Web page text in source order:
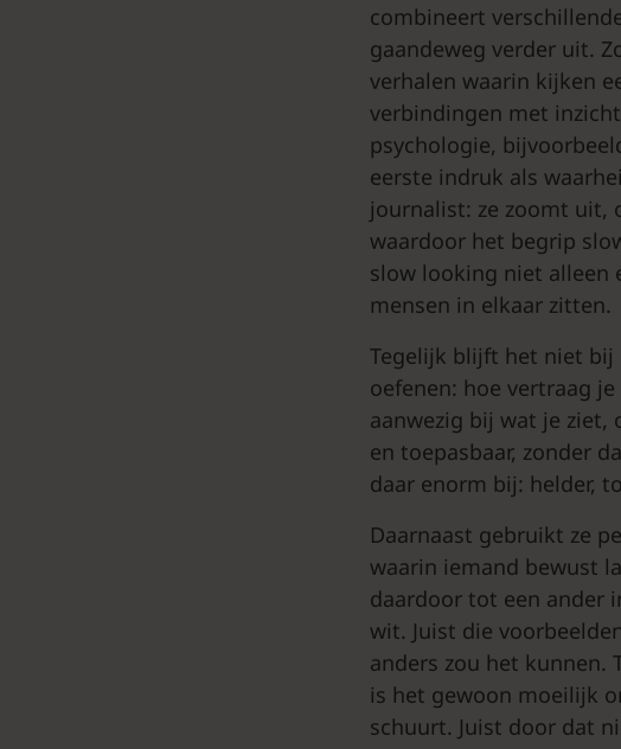
combineert
gaandeweg verder uit.
verhalen waarin kijken
verbindingen met
psychologie,
eerste indruk als
journalist: ze zoomt uit,
waardoor het begrip
slow looking niet alleen
mensen in elkaar zitten.
Tegelijk blijft het niet bij
oefenen: hoe vertraag
aanwezig bij wat je
en toepasbaar, zonder
daar enorm bij: helder,
Daarnaast gebruikt ze
waarin iemand bewust
daardoor tot een ander
wit. Juist die
anders zou het kunnen.
is het gewoon moeilijk
schuurt. Juist door dat